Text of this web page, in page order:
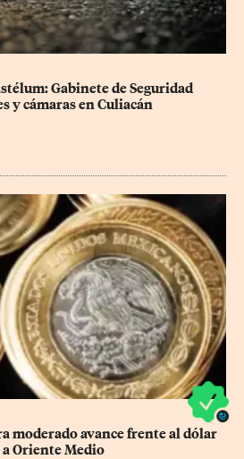
Gabinete de Seguridad
y cámaras en Culiacán
moderado avance frente al dólar
Oriente Medio